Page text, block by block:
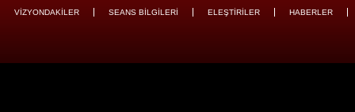
VİZYONDAKİLER SEANS BİLGİLERİ ELEŞTİRİLER HABERLER